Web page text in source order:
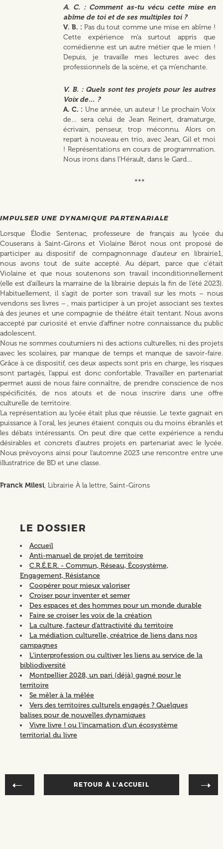
A. C. : Comment as-tu vécu cette mise en
abîme de toi et de ses multiples toi ?
V. B. :Pas du tout comme une mise en abîme !
Cette expérience m’a surtout appris que
comédienne est un autre métier que le mien !
Depuis, je travaille mes lectures avec des
professionnels de la scène, et ça m’enchante.
V. B. : Quels sont tes projets pour les autres
Voix de… ?
A. C. : Une année, un auteur ! Le prochain Voix
de… sera celui de Jean Reinert, dramaturge,
écrivain, penseur, trop méconnu. Alors on
repart à nouveau en trio, avec Jean, Gil et moi
! Représentations en cours de programmation.
Nous irons dans l’Hérault, dans le Gard…
***
IMPULSER UNE DYNAMIQUE PARTENARIALE
Lorsque Élodie Sentenac, professeure de français au lycée du
Couserans à Saint-Girons et Violaine Bérot nous ont proposé de
participer au dispositif de compagnonnage d'auteur en librairie1,
nous avons tout de suite accepté. Au départ, parce que c'était
Violaine et que nous soutenons son travail inconditionnellement
(elle est d’ailleurs la marraine de la librairie depuis la fin de l’été 2023).
Habituellement, il s'agit de porter son travail sur les mots – nous
vendons ses livres – , mais participer à un projet associant ses textes
à des jeunes et une compagnie de théâtre était tentant. Nous avons
accepté par curiosité et envie d'affiner notre connaissance du public
adolescent.
Nous ne sommes coutumiers ni des actions culturelles, ni des projets
avec les scolaires, par manque de temps et manque de savoir-faire.
Grâce à ce dispositif, ces deux aspects sont pris en charge, les risques
sont partagés, l’appui est donc confortable. Travailler en partenariat
permet aussi de nous faire connaître, de prendre conscience de nos
spécificités, de nos atouts et de nous inscrire dans une offre
culturelle de territoire.
La représentation au lycée était plus que réussie. Le texte gagnait en
puissance à l'oral, les jeunes étaient conquis ou du moins ébranlés et
les débats intéressants. On peut dire que cette expérience a rendu
désirables et concrets d'autres projets en partenariat avec le lycée.
Nous prévoyons ainsi pour l'automne 2023 une rencontre entre une
illustratrice de BD et une classe.
Franck Milesi, Librairie À la lettre, Saint-Girons
LE DOSSIER
Accueil
Anti-manuel de projet de territoire
C.R.É.E.R. - Commun, Réseau, Écosystème,
Engagement, Résistance
Coopérer pour mieux valoriser
Croiser pour inventer et semer
Des espaces et des hommes pour un monde durable
Faire se croiser les voix de la création
La culture, facteur d’attractivité du territoire
La médiation culturelle, créatrice de liens dans nos
campagnes
L’interprofession ou cultiver les liens au service de la
bibliodiversité
Montpellier 2028, un pari (déjà) gagné pour le
territoire
Se mêler à la mêlée
Vers des territoires culturels engagés ? Quelques
balises pour de nouvelles dynamiques
Vivre livre ! ou l’incarnation d’un écosystème
territorial du livre
RETOUR À L'ACCUEIL